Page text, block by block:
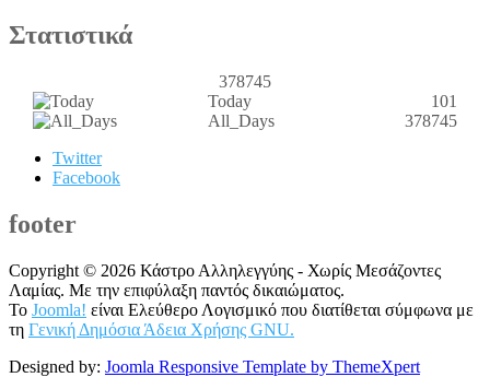
Στατιστικά
378745
Today
101
All_Days
378745
Twitter
Facebook
footer
Copyright © 2026 Κάστρο Αλληλεγγύης - Χωρίς Μεσάζοντες
Λαμίας. Με την επιφύλαξη παντός δικαιώματος.
Το Joomla! είναι Ελεύθερο Λογισμικό που διατίθεται σύμφωνα με
τη Γενική Δημόσια Άδεια Χρήσης GNU.
Designed by: Joomla Responsive Template by ThemeXpert